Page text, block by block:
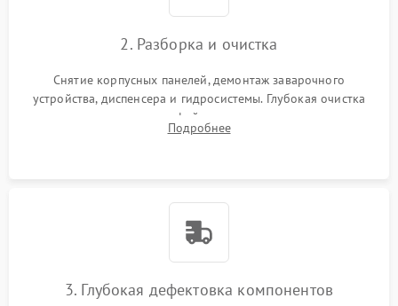
2. Разборка и очистка
Снятие корпусных панелей, демонтаж заварочного
устройства, диспенсера и гидросистемы. Глубокая очистка
внутренних узлов от кофейных масел, жмыха и накипи.
Промывка дренажных каналов и фильтров с использованием
Подробнее
3. Глубокая дефектовка компонентов